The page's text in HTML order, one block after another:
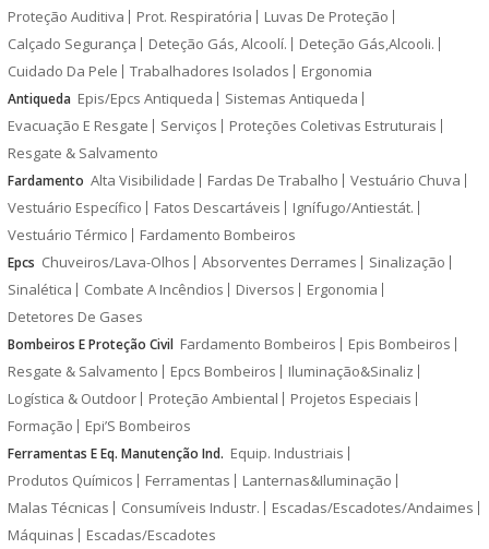
Proteção Auditiva
Prot. Respiratória
Luvas De Proteção
Calçado Segurança
Deteção Gás, Alcoolí.
Deteção Gás,Alcooli.
Cuidado Da Pele
Trabalhadores Isolados Ergonomia
Antiqueda Epis/Epcs Antiqueda
Sistemas Antiqueda
Evacuação E Resgate
Serviços
Proteções Coletivas Estruturais
Resgate & Salvamento
Fardamento Alta Visibilidade Fardas De Trabalho
Vestuário Chuva
Vestuário Específico
Fatos Descartáveis
Ignífugo/Antiestát.
Vestuário Térmico
Fardamento Bombeiros
Epcs Chuveiros/Lava-Olhos Absorventes Derrames
Sinalização
Sinalética
Combate A Incêndios Diversos
Ergonomia
Detetores De Gases
Bombeiros E Proteção Civil Fardamento Bombeiros
Epis Bombeiros
Resgate & Salvamento
Epcs Bombeiros
Iluminação&Sinaliz
Logística & Outdoor
Proteção Ambiental
Projetos Especiais
Formação
Epi’S Bombeiros
Ferramentas E Eq. Manutenção Ind. Equip. Industriais
Produtos Químicos
Ferramentas
Lanternas&Iluminação
Malas Técnicas
Consumíveis Industr.
Escadas/Escadotes/Andaimes
Máquinas
Escadas/Escadotes